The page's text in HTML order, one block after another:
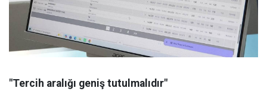
"Tercih aralığı geniş tutulmalıdır"